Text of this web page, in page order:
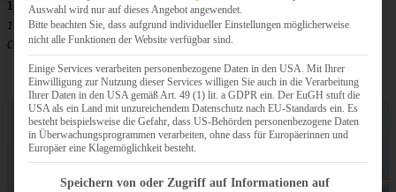
1 TL Vanille-Extrakt
1 EL Speisestärke
ca. 250 g Himbeeren oder Blaubeeren etc.
Auswahl wird nur auf dieses Angebot angewendet.
Bitte beachten Sie, dass aufgrund individueller Einstellungen möglicherweise
nicht alle Funktionen der Website verfügbar sind.
Einige Services verarbeiten personenbezogene Daten in den USA. Mit Ihrer
Einwilligung zur Nutzung dieser Services willigen Sie auch in die Verarbeitung
Ihrer Daten in den USA gemäß Art. 49 (1) lit. a GDPR ein. Der EuGH stuft die
USA als ein Land mit unzureichendem Datenschutz nach EU-Standards ein. Es
besteht beispielsweise die Gefahr, dass US-Behörden personenbezogene Daten
in Überwachungsprogrammen verarbeiten, ohne dass für Europäerinnen und
Europäer eine Klagemöglichkeit besteht.
Im Folgenden finden Sie eine Liste der Zwecke des IAB Transparency and Consent
Speichern von oder Zugriff auf Informationen auf